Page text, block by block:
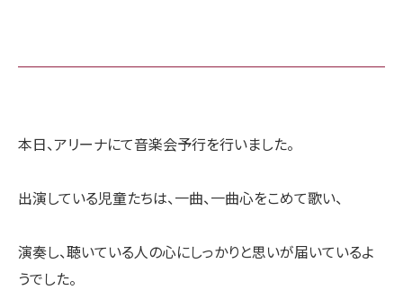
本日、アリーナにて音楽会予行を行いました。
出演している児童たちは、一曲、一曲心をこめて歌い、
演奏し、聴いている人の心にしっかりと思いが届いているよ
うでした。